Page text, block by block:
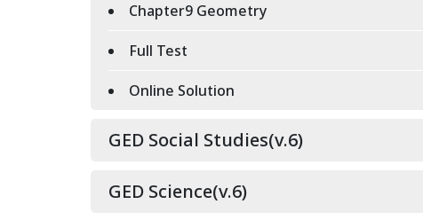
Chapter9 Geometry
Full Test
Online Solution
GED Social Studies(v.6)
GED Science(v.6)